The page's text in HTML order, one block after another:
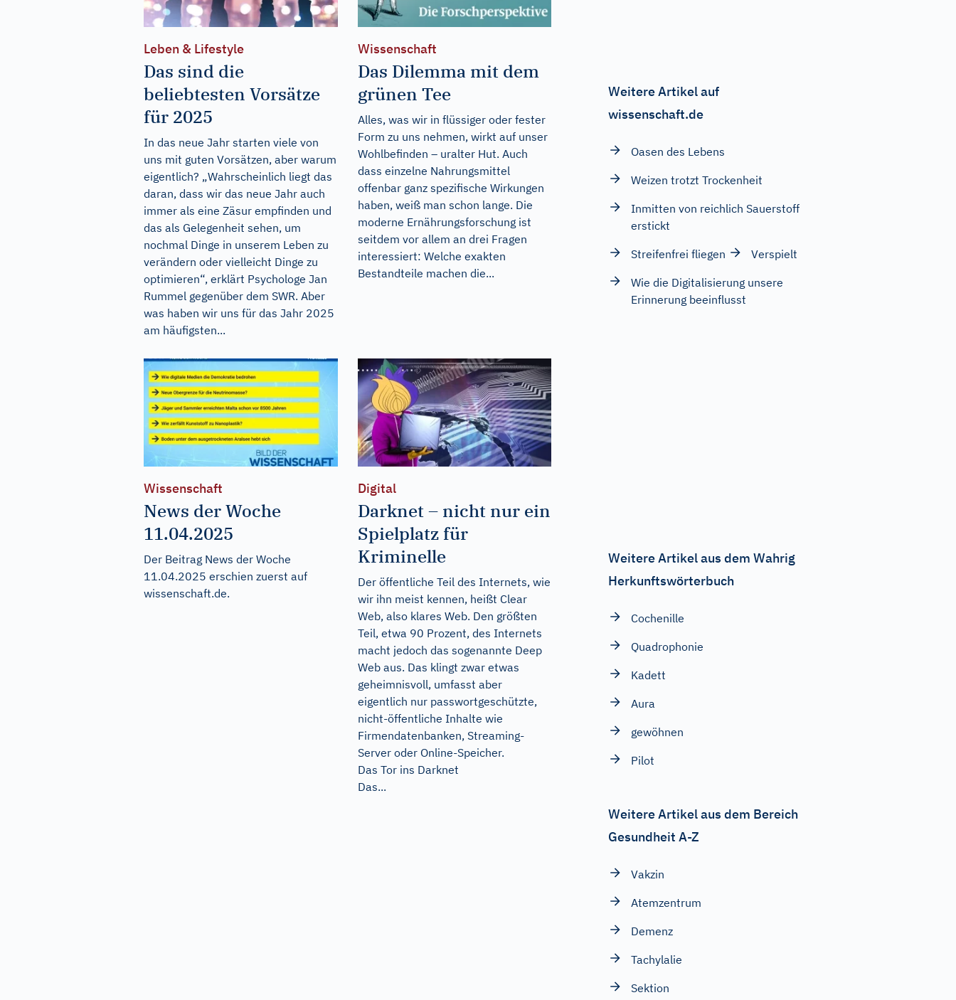
Leben & Lifestyle
Das sind die
beliebtesten Vorsätze
für 2025
In das neue Jahr starten viele von
uns mit guten Vorsätzen, aber warum
eigentlich? „Wahrscheinlich liegt das
daran, dass wir das neue Jahr auch
immer als eine Zäsur empfinden und
das als Gelegenheit sehen, um
nochmal Dinge in unserem Leben zu
verändern oder vielleicht Dinge zu
optimieren“, erklärt Psychologe Jan
Rummel gegenüber dem SWR. Aber
was haben wir uns für das Jahr 2025
am häufigsten...
Wissenschaft
Das Dilemma mit dem
grünen Tee
Alles, was wir in flüssiger oder fester
Form zu uns nehmen, wirkt auf unser
Wohlbefinden – uralter Hut. Auch
dass einzelne Nahrungsmittel
offenbar ganz spezifische Wirkungen
haben, weiß man schon lange. Die
moderne Ernährungsforschung ist
seitdem vor allem an drei Fragen
interessiert: Welche exakten
Bestandteile machen die...
Wissenschaft
News der Woche
11.04.2025
Der Beitrag News der Woche
11.04.2025 erschien zuerst auf
wissenschaft.de.
Digital
Darknet – nicht nur ein
Spielplatz für
Kriminelle
Der öffentliche Teil des Internets, wie
wir ihn meist kennen, heißt Clear
Web, also klares Web. Den größten
Teil, etwa 90 Prozent, des Internets
macht jedoch das sogenannte Deep
Web aus. Das klingt zwar etwas
geheimnisvoll, umfasst aber
eigentlich nur passwortgeschützte,
nicht-öffentliche Inhalte wie
Firmendatenbanken, Streaming-
Server oder Online-Speicher.
Das Tor ins Darknet
Das...
Weitere Artikel auf
wissenschaft.de
Oasen des Lebens
Weizen trotzt Trockenheit
Inmitten von reichlich Sauerstoff
erstickt
Streifenfrei fliegen
Verspielt
Wie die Digitalisierung unsere
Erinnerung beeinflusst
Weitere Artikel aus dem Wahrig
Herkunftswörterbuch
Cochenille
Quadrophonie
Kadett
Aura
gewöhnen
Pilot
Weitere Artikel aus dem Bereich
Gesundheit A-Z
Vakzin
Atemzentrum
Demenz
Tachylalie
Sektion